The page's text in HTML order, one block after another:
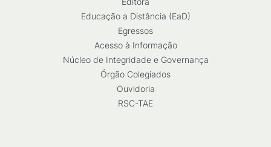
Educação a Distância (EaD)
Egressos
Acesso à Informação
Núcleo de Integridade e Governança
Órgão Colegiados
Ouvidoria
RSC-TAE